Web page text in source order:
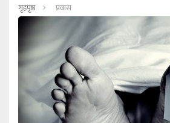
गृहपृष्ठ प्रवास